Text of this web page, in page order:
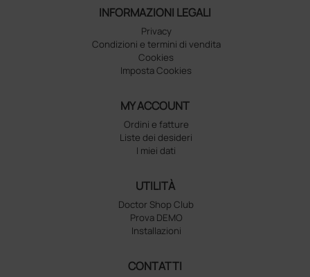
INFORMAZIONI LEGALI
Privacy
Condizioni e termini di vendita
Cookies
Imposta Cookies
MY ACCOUNT
Ordini e fatture
Liste dei desideri
I miei dati
UTILITÀ
Doctor Shop Club
Prova DEMO
Installazioni
CONTATTI